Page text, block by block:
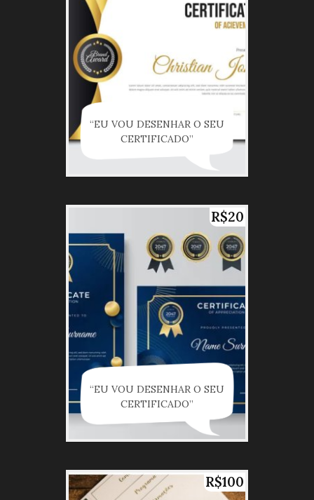
“EU VOU DESENHAR O SEU
CERTIFICADO”
R$20
“EU VOU DESENHAR O SEU
CERTIFICADO”
R$100